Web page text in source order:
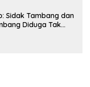
Sidak Tambang dan
Diduga Tak